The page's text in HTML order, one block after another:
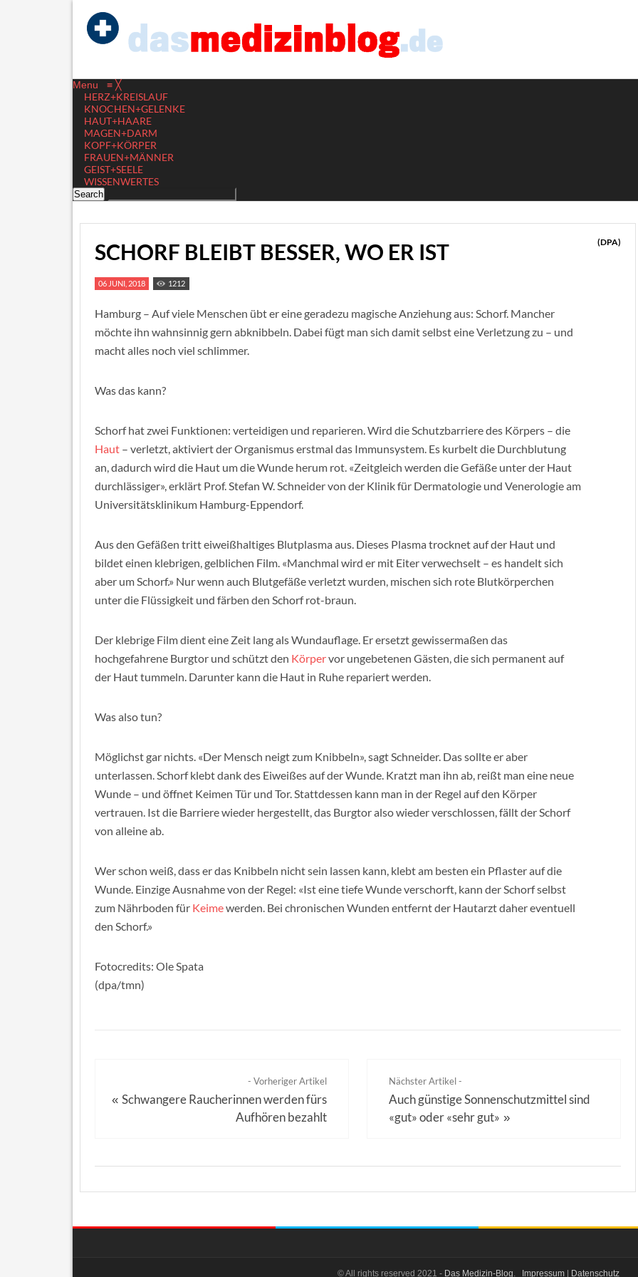
Menu ≡ ╳
HERZ+KREISLAUF
KNOCHEN+GELENKE
HAUT+HAARE
MAGEN+DARM
KOPF+KÖRPER
FRAUEN+MÄNNER
GEIST+SEELE
WISSENWERTES
SCHORF BLEIBT BESSER, WO ER IST (DPA)
06 JUNI, 2018 1212
Hamburg – Auf viele Menschen übt er eine geradezu magische Anziehung aus: Schorf. Mancher
möchte ihn wahnsinnig gern abknibbeln. Dabei fügt man sich damit selbst eine Verletzung zu – und
macht alles noch viel schlimmer.
Was das kann?
Schorf hat zwei Funktionen: verteidigen und reparieren. Wird die Schutzbarriere des Körpers – die
Haut – verletzt, aktiviert der Organismus erstmal das Immunsystem. Es kurbelt die Durchblutung
an, dadurch wird die Haut um die Wunde herum rot. «Zeitgleich werden die Gefäße unter der Haut
durchlässiger», erklärt Prof. Stefan W. Schneider von der Klinik für Dermatologie und Venerologie am
Universitätsklinikum Hamburg-Eppendorf.
Aus den Gefäßen tritt eiweißhaltiges Blutplasma aus. Dieses Plasma trocknet auf der Haut und
bildet einen klebrigen, gelblichen Film. «Manchmal wird er mit Eiter verwechselt – es handelt sich
aber um Schorf.» Nur wenn auch Blutgefäße verletzt wurden, mischen sich rote Blutkörperchen
unter die Flüssigkeit und färben den Schorf rot-braun.
Der klebrige Film dient eine Zeit lang als Wundauflage. Er ersetzt gewissermaßen das
hochgefahrene Burgtor und schützt den Körpervor ungebetenen Gästen, die sich permanent auf
der Haut tummeln. Darunter kann die Haut in Ruhe repariert werden.
Was also tun?
Möglichst gar nichts. «Der Mensch neigt zum Knibbeln», sagt Schneider. Das sollte er aber
unterlassen. Schorf klebt dank des Eiweißes auf der Wunde. Kratzt man ihn ab, reißt man eine neue
Wunde – und öffnet Keimen Tür und Tor. Stattdessen kann man in der Regel auf den Körper
vertrauen. Ist die Barriere wieder hergestellt, das Burgtor also wieder verschlossen, fällt der Schorf
von alleine ab.
Wer schon weiß, dass er das Knibbeln nicht sein lassen kann, klebt am besten ein Pflaster auf die
Wunde. Einzige Ausnahme von der Regel: «Ist eine tiefe Wunde verschorft, kann der Schorf selbst
zum Nährboden für Keimewerden. Bei chronischen Wunden entfernt der Hautarzt daher eventuell
den Schorf.»
Fotocredits: Ole Spata
(dpa/tmn)
- Vorheriger Artikel
« Schwangere Raucherinnen werden fürs
Aufhören bezahlt
Nächster Artikel -
Auch günstige Sonnenschutzmittel sind
«gut» oder «sehr gut» »
© All rights reserved 2021 - Das Medizin-Blog. Impressum Datenschutz